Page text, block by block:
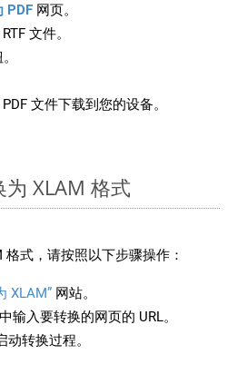
PDF 网页。
文件。
文件下载到您的设备。
XLAM 格式
式，请按照以下步骤操作：
XLAM” 网站。
输入要转换的网页的 URL。
动转换过程。